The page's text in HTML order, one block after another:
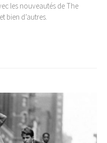
les nouveautés de The
bien d’autres.